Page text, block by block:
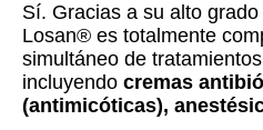
Sí. Gracias a su alto
Losan® es totalmente
simultáneo de
incluyendo cremas
(antimicóticas),